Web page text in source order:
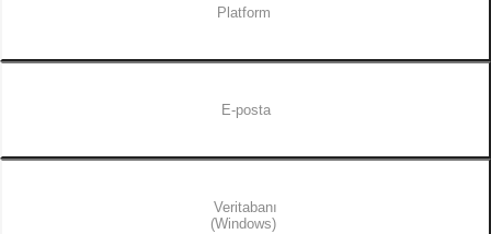
Platform
E-posta
Veritabanı
(Windows)